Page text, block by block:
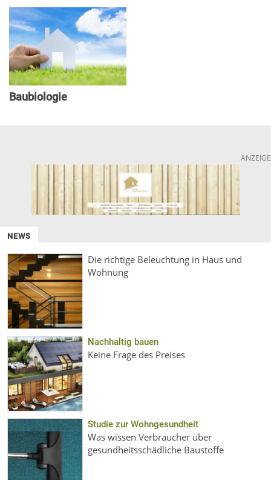
Baubiologie
ANZEIGE
NEWS
Die richtige Beleuchtung in Haus und
Wohnung
Nachhaltig bauen
Keine Frage des Preises
Studie zur Wohngesundheit
Was wissen Verbraucher über
gesundheitsschädliche Baustoffe